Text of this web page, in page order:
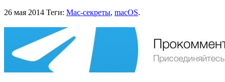
26 мая 2014 Теги: Mac-секреты, macOS.